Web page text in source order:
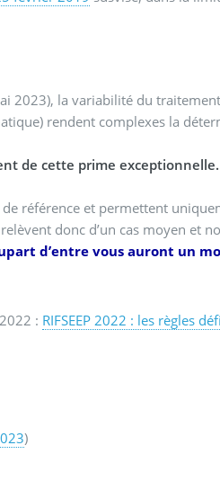
2023), la variabilité du
rendent complexes la
de cette prime exceptionnelle.
référence et permettent
donc d’un cas moyen et
d’entre vous auront un
: RIFSEEP 2022 : les règles
)